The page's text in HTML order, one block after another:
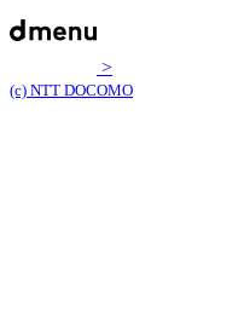
>
(c) NTT DOCOMO